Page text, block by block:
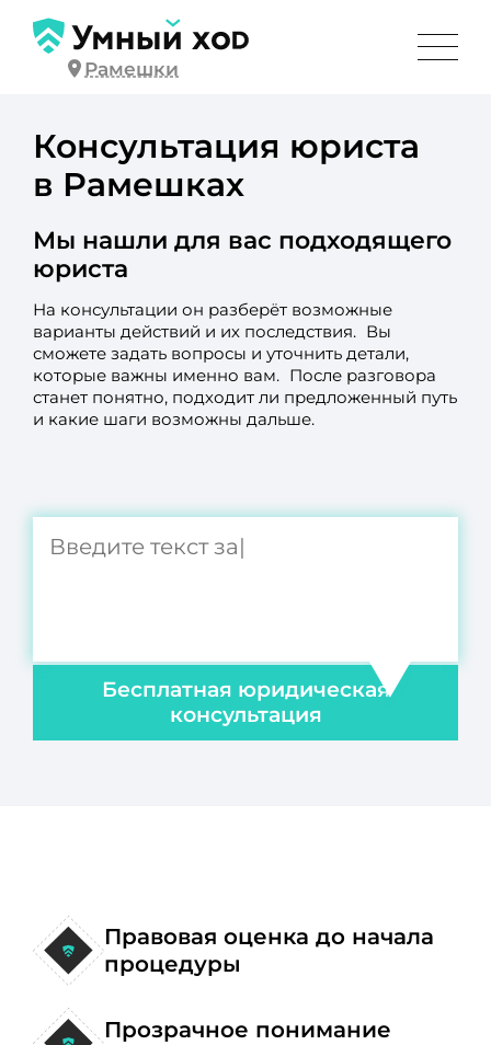
Рамешки
Консультация юриста
в Рамешках
Мы нашли для вас подходящего
юриста
На консультации он разберёт возможные
варианты действий и их последствия. Вы
сможете задать вопросы и уточнить детали,
которые важны именно вам. После разговора
станет понятно, подходит ли предложенный путь
и какие шаги возможны дальше.
Бесплатная юридическая
консультация
Правовая оценка до начала
процедуры
Прозрачное понимание